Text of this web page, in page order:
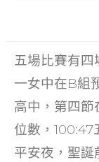
e
b
o
o
k
五場比賽有
一女中在B組
高中，第四節
位數，
平安夜，聖誕